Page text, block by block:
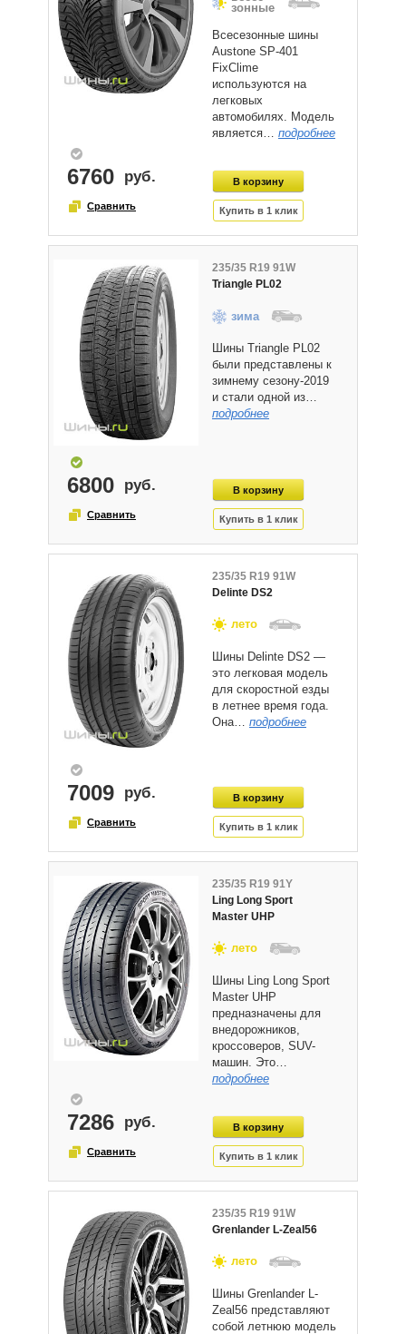
зонные
Всесезонные шины
Austone SP-401
FixClime
используются на
легковых
автомобилях. Модель
является… подробнее
6760
235/35 R19 91W
Triangle PL02
зима
Шины Triangle PL02
были представлены к
зимнему сезону-2019
и стали одной из…
подробнее
6800
235/35 R19 91W
Delinte DS2
лето
Шины Delinte DS2 —
это легковая модель
для скоростной езды
в летнее время года.
Она… подробнее
7009
235/35 R19 91Y
Ling Long Sport
Master UHP
лето
Шины Ling Long Sport
Master UHP
предназначены для
внедорожников,
кроссоверов, SUV-
машин. Это…
подробнее
7286
235/35 R19 91W
Grenlander L-Zeal56
лето
Шины Grenlander L-
Zeal56 представляют
собой летнюю модель